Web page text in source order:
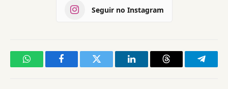
Seguir no Instagram
WhatsAppFacebookTwitter LinkedInThreads